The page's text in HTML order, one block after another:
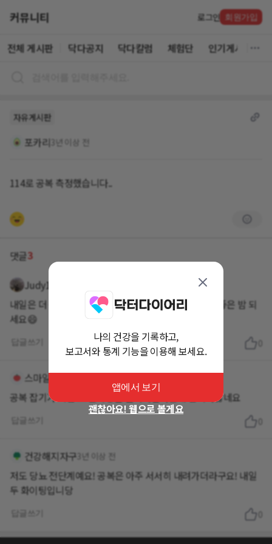
커뮤니티 로그인 회원가입
전체 게시판 닥다공지 닥다칼럼 체험단 인기게시글
자유게시판
포카리 3년 이상 전
114로 공복 측정했습니다..
댓글3
Judy1
내일은 더 공복이 좋으실거예요^^ 너무 상심치 마시고 좋은 밤 되
세요😄
스마일352
건강해지자구 3년 이상 전
저도 당뇨 전단계예요! 공복은 아주 서서히 내려가더라구요! 내일
두 화이팅입니당
나의 건강을 기록하고,
보고서와 통계 기능을 이용해 보세요.
앱에서 보기
괜찮아요! 웹으로 볼게요